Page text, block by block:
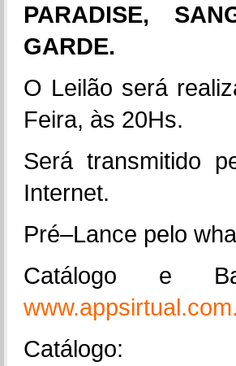
PARADISE,
GARDE.
O Leilão será
Feira, às 20Hs.
Será transmitido
Internet.
Pré–Lance pelo
Catálogo e
Catálogo: